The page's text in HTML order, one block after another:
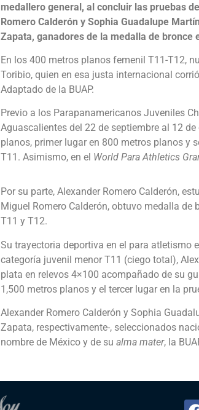
medallero general, al concluir las pruebas
Romero Calderón y Sophia Guadalupe
Zapata, ganadores de la medalla de bronce
En los 400 metros planos femenil T11-T12,
Toribio, quien en esa justa internacional
Adaptado de la BUAP.
Previo a los Parapanamericanos Juveniles
Aguascalientes del 22 de septiembre al 12
planos, primer lugar en 800 metros planos y
T11. Asimismo, en el World Para Athletics
Por su parte, Alexander Romero Calderón,
Miguel Romero Calderón, obtuvo medalla
T11 y T12.
Su trayectoria deportiva en el para atletismo
categoría juvenil menor T11 (ciego total),
plata en relevos 4×100 acompañado de su
1,500 metros planos y el tercer lugar en la
Alexander Romero Calderón y Sophia
Zapata, respectivamente-, seleccionados
nombre de México y de sualma mater, la